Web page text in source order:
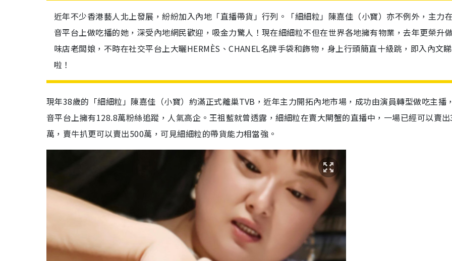
近年不少香港藝人北上發展，紛紛加入內地「直播帶貨」行列。「細細粒」陳嘉佳（小寶）亦不例外，主力
音平台上做吃播的她，深受內地網民歡迎，吸金力驚人！現在細細粒不但在世界各地擁有物業，去年更榮升
味店老闆娘，不時在社交平台上大曬HERMÈS、CHANEL名牌手袋和飾物，身上行頭簡直十級跳，即入內文
啦！
現年38歲的「細細粒」陳嘉佳（小寶）約滿正式離巢TVB，近年主力開拓內地市場，成功由演員轉型做吃主播
音平台上擁有128.8萬粉絲追蹤，人氣高企。王祖藍就曾透露，細細粒在賣大閘蟹的直播中，一場已經可以賣
萬，賣牛扒更可以賣出500萬，可見細細粒的帶貨能力相當強。